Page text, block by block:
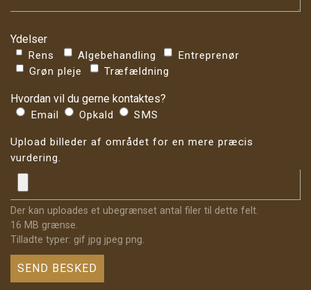
Ydelser
Rens Algebehandling
Entreprenør
Grøn pleje
Træfældning
Hvordan vil du gerne kontaktes?
Email Opkald SMS
Upload billeder af området for en mere præcis
vurdering.
Der kan uploades et ubegrænset antal filer til dette felt.
16 MB grænse.
Tilladte typer: gif jpg jpeg png.